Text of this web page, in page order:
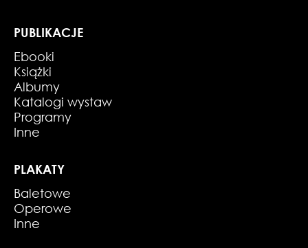
PUBLIKACJE
Ebooki
Książki
Albumy
Katalogi wystaw
Programy
Inne
PLAKATY
Baletowe
Operowe
Inne